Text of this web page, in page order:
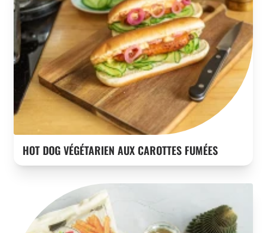
HOT DOG VÉGÉTARIEN AUX CAROTTES FUMÉES